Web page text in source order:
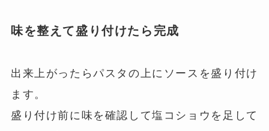
味を整えて盛り付けたら完成
出来上がったらパスタの上にソースを盛り付け
ます。
盛り付け前に味を確認して塩コショウを足して